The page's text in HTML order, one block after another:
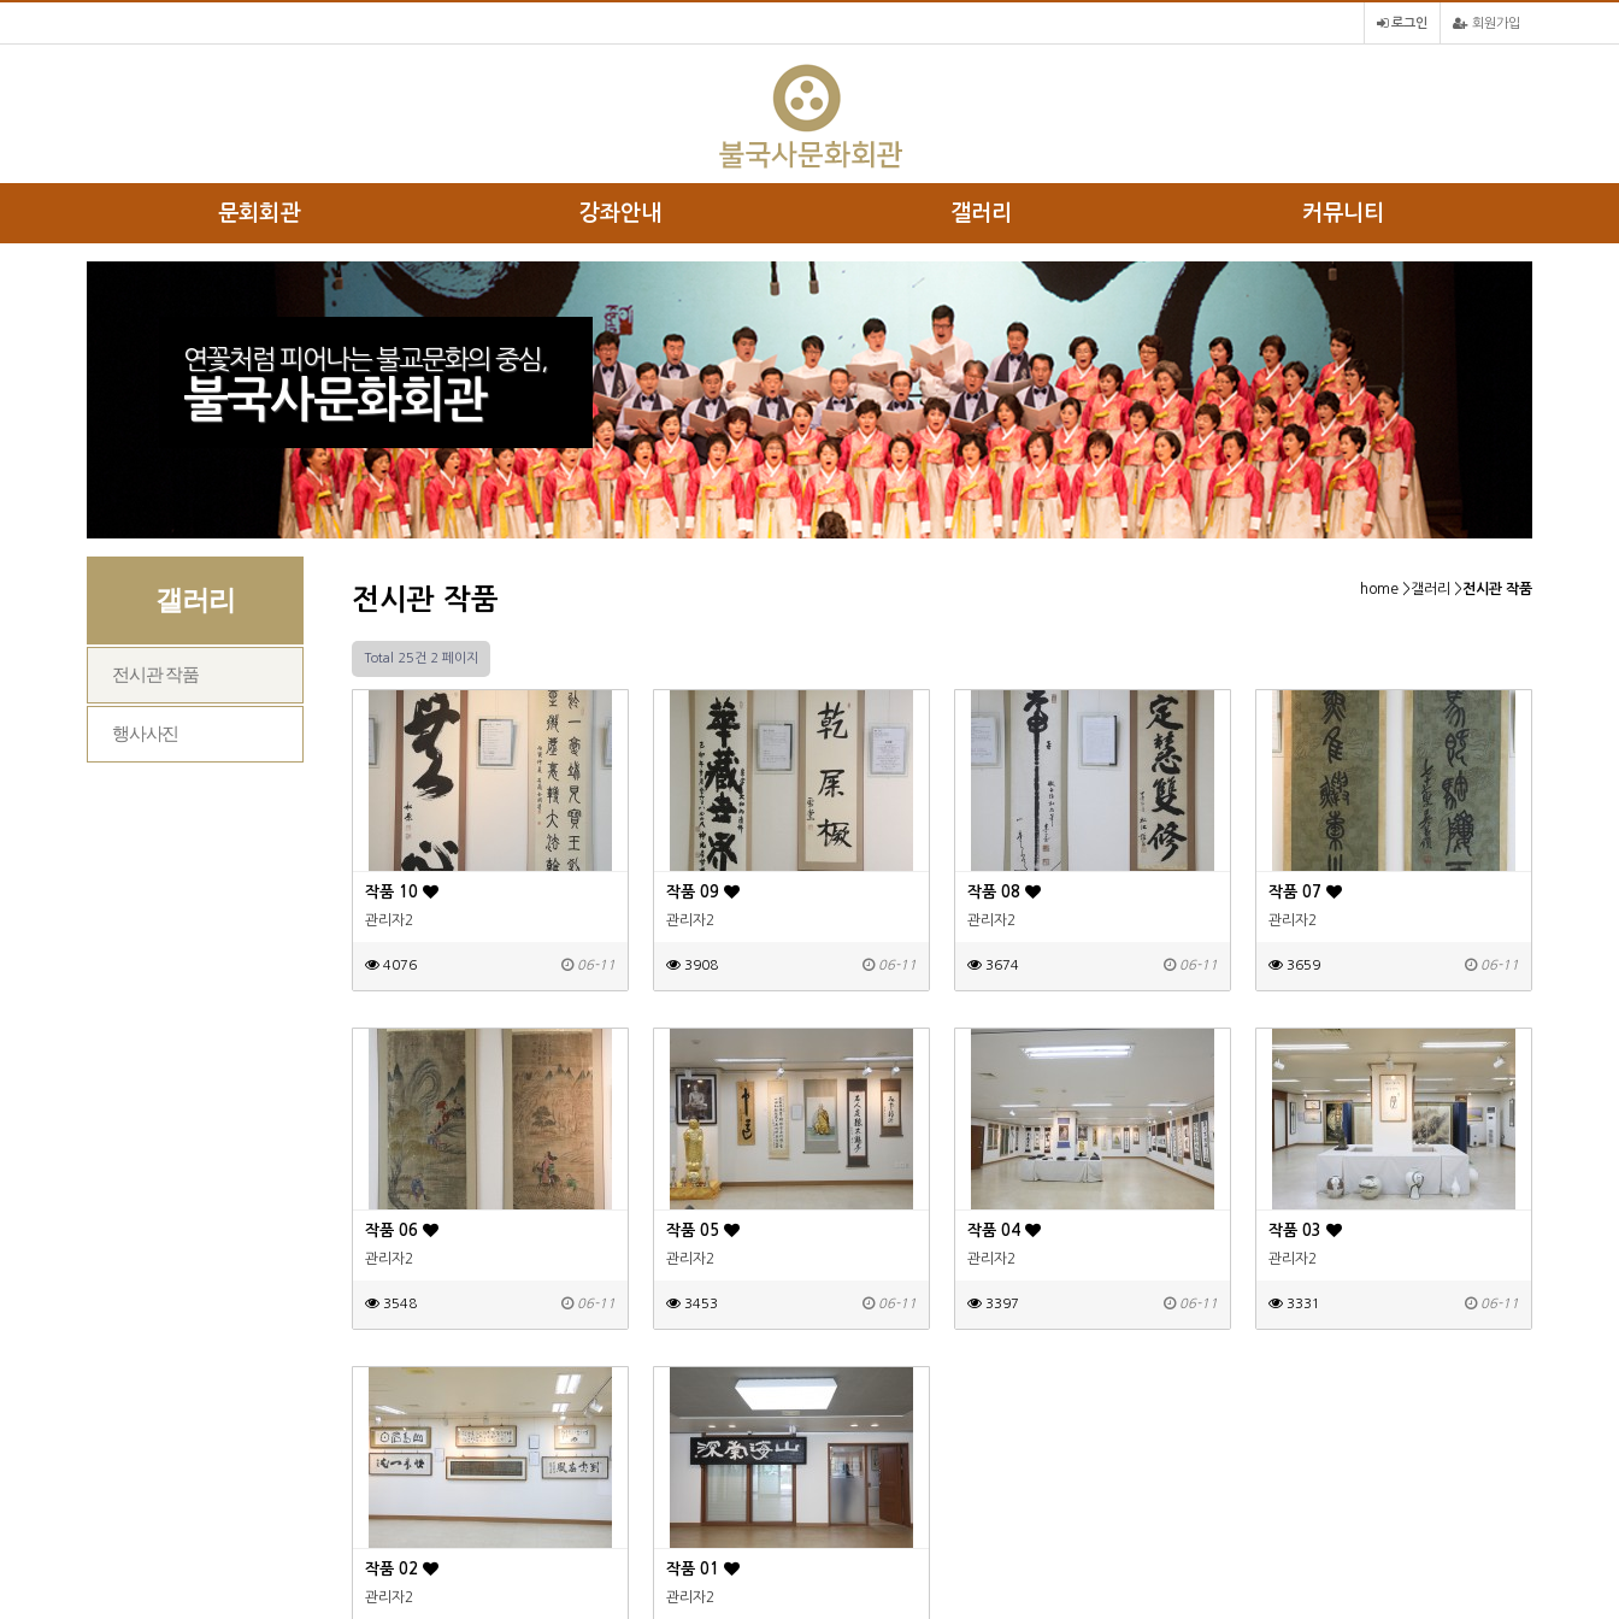
회원가입
로그인
문회회관 강좌안내
하위분류
갤러리
하위분류
커뮤니티
하위분류
연꽃처럼 피어나는 불교문화의 중심,
불국사문화회관
갤러리
전시관 작품
행사사진
전시관 작품 home >갤러리 >전시관 작품
Total 25건 2 페이지
작품 10
관리자2
4076 06-11
작품 09
관리자2
3908 06-11
작품 08
관리자2
3674 06-11
작품 07
관리자2
3659 06-11
작품 06
관리자2
3548 06-11
작품 05
관리자2
3453 06-11
작품 04
관리자2
3397 06-11
작품 03
관리자2
3331 06-11
작품 02
관리자2
작품 01
관리자2